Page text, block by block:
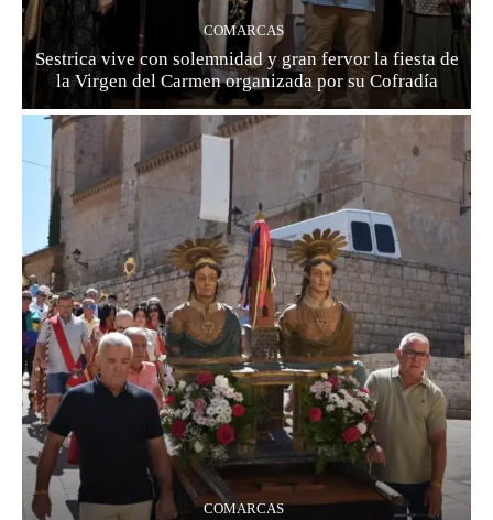
COMARCAS
Sestrica vive con solemnidad y gran fervor la fiesta de
la Virgen del Carmen organizada por su Cofradía
COMARCAS